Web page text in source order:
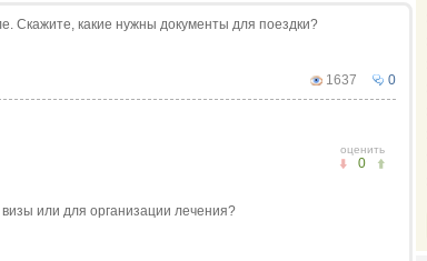
Скажите, какие нужны документы для поездки?
0
1637
оценить
0
или для организации лечения?